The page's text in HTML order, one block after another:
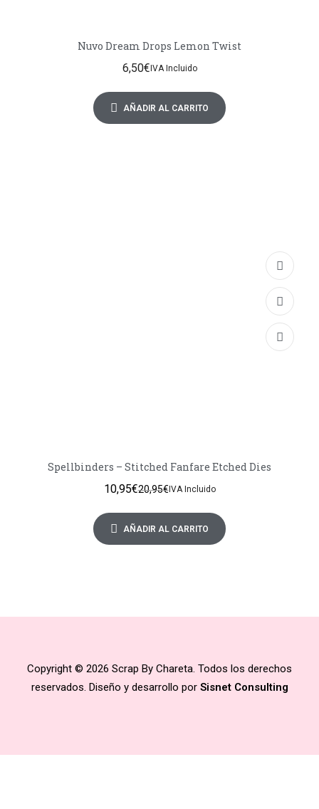
Nuvo Dream Drops Lemon Twist
6,50€IVA Incluido
AÑADIR AL CARRITO
Spellbinders – Stitched Fanfare Etched Dies
20,95€
10,95€ IVA Incluido
AÑADIR AL CARRITO
Copyright © 2026 Scrap By Chareta. Todos los derechos
reservados. Diseño y desarrollo por Sisnet Consulting